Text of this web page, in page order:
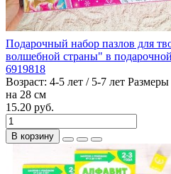
Подарочный набор пазлов для
волшебной страны" в
6919818
Возраст: 4-5 лет / 5-7 лет Размеры
на 28 см
15.20 руб.
В корзину